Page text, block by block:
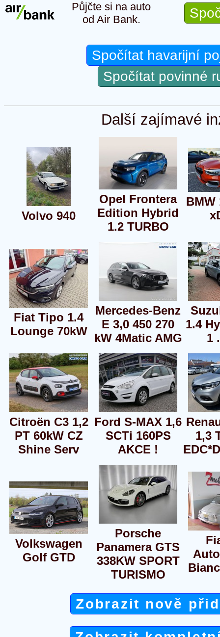
Půjčte si na auto
od Air Bank.
Spočítat havarijní
Spočítat povinné
Další zajímavé
Volvo 940
Opel Frontera
Edition Hybrid
1.2 TURBO
BMW
Fiat Tipo 1.4
Lounge 70kW
Mercedes-Benz
E 3,0 450 270
kW 4Matic AMG
1.4
1
Citroën C3 1,2
PT 60kW CZ
Shine Serv
Ford S-MAX 1,6
SCTi 160PS
AKCE !
1,3
Volkswagen
Golf GTD
Porsche
Panamera GTS
338KW SPORT
TURISMO
Zobrazit nově